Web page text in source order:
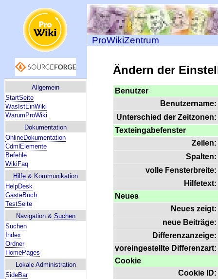
Allgemein
StartSeite
WasIstEinWiki
WarumProWiki
Dokumentation
OnlineDokumentation
CdmlElemente
Befehle
WikiFaq
Hilfe & Kommunikation
HelpDesk
GästeBuch
TestSeite
Navigation & Suchen
Suchen
Index
Ordner
HomePages
Lokale Administration
SideBar
ProWikiZentrum
Ändern der
Benutzer
Benutzername:
Unterschied der Zeitzonen:
Texteingabefenster
Zeilen:
Spalten:
volle Fensterbreite:
Hilfetext:
Neues
Neues zeigt:
neue Beiträge:
Differenzanzeige:
voreingestellte Differenzart:
Cookie
Cookie ID: